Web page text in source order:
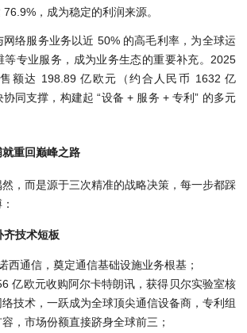
，成为稳定的利润来源。
络服务业务以近 50% 的高毛利率，为全球运
等专业服务，成为业务生态的重要补充。2025
额达 198.89 亿欧元（约合人民币 1632 亿
同支撑，构建起 “设备 + 服务 + 专利” 的多元
重回巅峰之路
，而是源于三次精准的战略决策，每一步都踩
齐技术短板
西通信，奠定通信基础设施业务根基；
亿欧元收购阿尔卡特朗讯，获得贝尔实验室核
技术，一跃成为全球顶尖通信设备商，专利组
，市场份额直接跻身全球前三；